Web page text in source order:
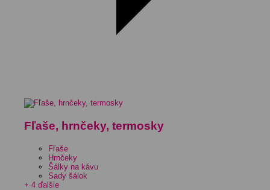
Fľaše, hrnčeky, termosky
Fľaše
Hrnčeky
Šálky na kávu
Sady šálok
+ 4 ďalšie